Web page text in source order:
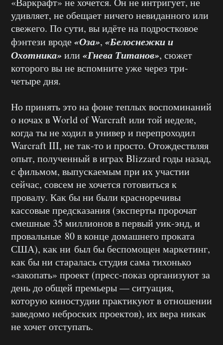
удивляет, не обещает ничего невиданного или
свежего. По сути, вы идёте на подростковое
фэнтези вроде«Оза», «Белоснежки и
Охотника»или «Гнева Титанов», сюжет
которого вы не вспомните уже через три-
четыре дня.
Но принять это на фоне теплых воспоминаний
о ночах вWorld of Warcraftили той неделе,
когда ты не ходил в универ и перепроходил
Warcraft III, не так-то и просто. Отождествляя
опыт, полученный в играхBlizzardгоды назад,
с фильмом, выпускаемым при их участии
сейчас, совсем не хочется готовиться к
провалу. Как бы ни были красноречивы
кассовые предсказания (эксперты пророчат
смешные 35 миллионов в первый уик-энд, и
провальные 80 в конце домашнего проката
США), как ни был бы беспомощен маркетинг,
как бы ни старалась студия сама тихонько
«закопать» проект (пресс-показ организуют за
день до общей премьеры — ситуация,
которую киностудии практикуют в отношении
заведомо неброских проектов), их вера никак
не хочет отступать.